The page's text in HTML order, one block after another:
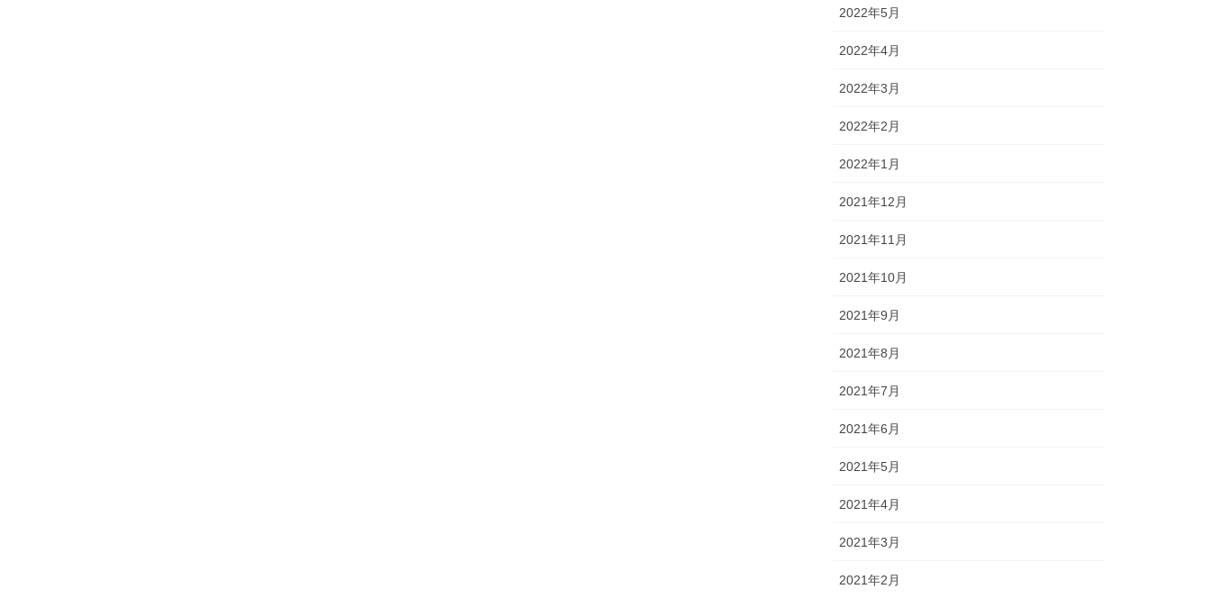
2022年5月
2022年4月
2022年3月
2022年2月
2022年1月
2021年12月
2021年11月
2021年10月
2021年9月
2021年8月
2021年7月
2021年6月
2021年5月
2021年4月
2021年3月
2021年2月